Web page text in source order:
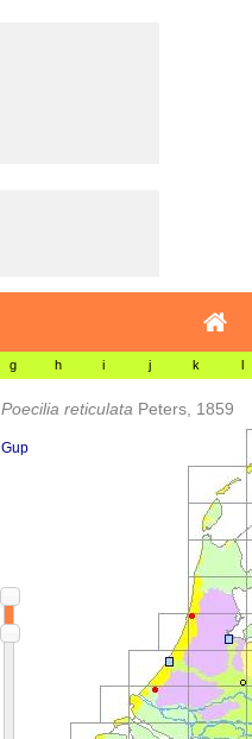
g h i j k l
Poecilia reticulata Peters, 1859
Gup